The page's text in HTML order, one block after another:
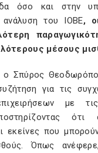
όσο και στην
του ΙΟΒΕ,
μέσους
ο Σπύρος
για τις
με
ότι
εκείνες που
Όπως